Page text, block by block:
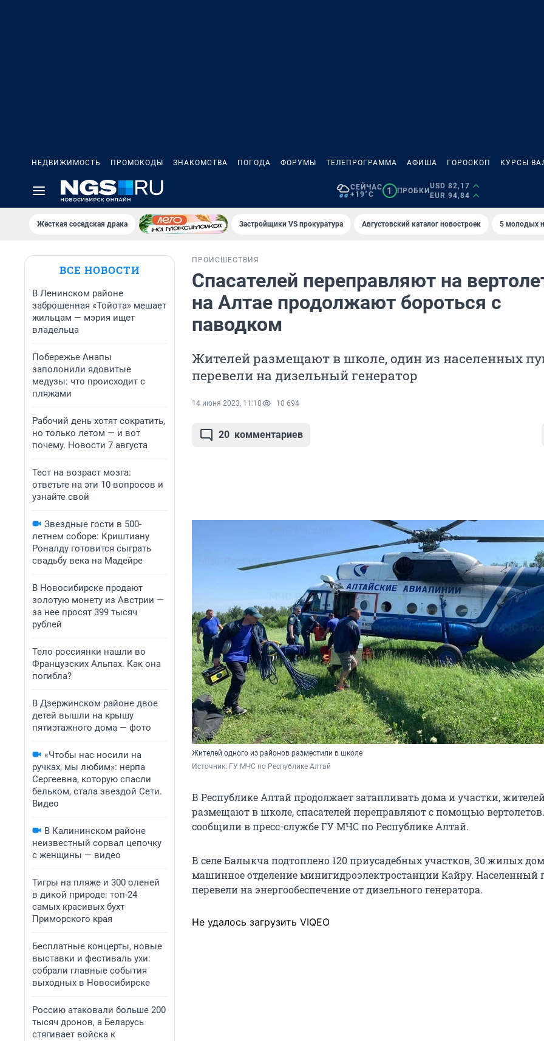
НЕДВИЖИМОСТЬ ПРОМОКОДЫ ЗНАКОМСТВА ПОГОДА ФОРУМЫ ТЕЛЕПРОГРАММА АФИША ГОРОСКОП КУРСЫ
СЕЙЧАС
+19°C
1 ПРОБКИ
USD 82,17
EUR 94,84
Жёсткая соседская драка Застройщики VS прокуратура Августовский каталог новостроек 5 молодых
ВСЕ НОВОСТИ
В Ленинском районе
заброшенная «Тойота» мешает
жильцам — мэрия ищет
владельца
Побережье Анапы
заполонили ядовитые
медузы: что происходит с
пляжами
Рабочий день хотят сократить,
но только летом — и вот
почему. Новости 7 августа
Тест на возраст мозга:
ответьте на эти 10 вопросов и
узнайте свой
Звездные гости в 500-
летнем соборе: Криштиану
Роналду готовится сыграть
свадьбу века на Мадейре
В Новосибирске продают
золотую монету из Австрии —
за нее просят 399 тысяч
рублей
Тело россиянки нашли во
Французских Альпах. Как она
погибла?
В Дзержинском районе двое
детей вышли на крышу
пятиэтажного дома — фото
«Чтобы нас носили на
ручках, мы любим»: нерпа
Сергеевна, которую спасли
бельком, стала звездой Сети.
Видео
В Калининском районе
неизвестный сорвал цепочку
с женщины — видео
Тигры на пляже и 300 оленей
в дикой природе: топ-24
самых красивых бухт
Приморского края
Бесплатные концерты, новые
выставки и фестиваль ухи:
собрали главные события
выходных в Новосибирске
Россию атаковали больше 200
тысяч дронов, а Беларусь
стягивает войска к
ПРОИСШЕСТВИЯ
Спасателей переправляют на
на Алтае продолжают бороться с
паводком
Жителей размещают в школе, один из населенных
перевели на дизельный генератор
14 июня 2023, 11:10 10 694
20 комментариев
Жителей одного из районов разместили в школе
Источник: ГУ МЧС по Республике Алтай
В Республике Алтай продолжает затапливать дома и участки,
размещают в школе, спасателей переправляют с помощью
сообщили в пресс-службе ГУ МЧС по Республике Алтай.
В селе Балыкча подтоплено 120 приусадебных участков, 30 жилых
машинное отделение минигидроэлектростанции Кайру. Населенный
перевели на энергообеспечение от дизельного генератора.
Не удалось загрузить VIQEO